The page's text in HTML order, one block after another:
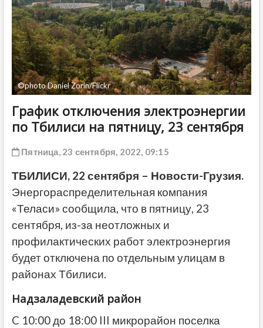
©photo Daniel Zorin/Flickr
График отключения электроэнергии
по Тбилиси на пятницу, 23 сентября
Пятница, 23 сентября, 2022, 09:15
ТБИЛИСИ, 22 сентября – Новости-Грузия.
Энергораспределительная компания
«Теласи» сообщила, что в пятницу, 23
сентября, из-за неотложных и
профилактических работ электроэнергия
будет отключена по отдельным улицам в
районах Тбилиси.
Надзаладевский район
C 10:00 до 18:00 III микрорайон поселка